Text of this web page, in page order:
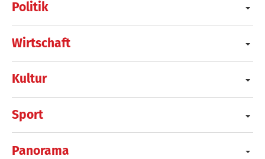
Politik
Wirtschaft
Kultur
Sport
Panorama